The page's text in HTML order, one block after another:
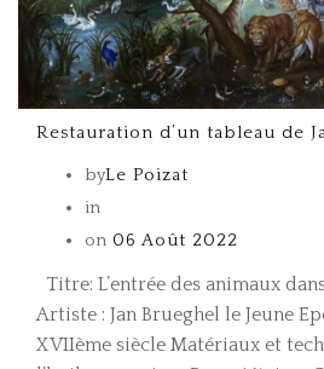
Restauration d’un tableau de
byLe Poizat
in
on 06 Août 2022
Titre: L’entrée des animaux
Artiste : Jan Brueghel le Jeune
XVIIème siècle Matériaux et